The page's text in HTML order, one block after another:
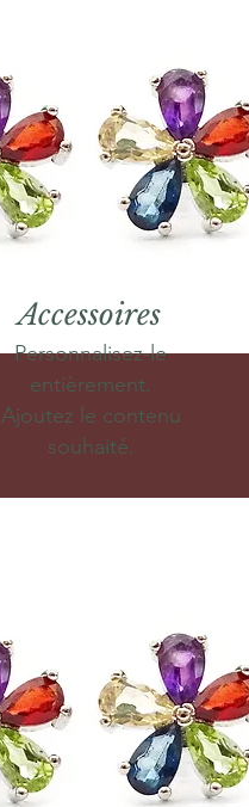
Accessoires
Personnalisez-le
entièrement.
Ajoutez le contenu
souhaité.